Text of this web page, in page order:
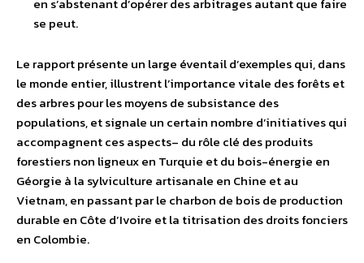
en s’abstenant d’opérer des arbitrages autant que faire
se peut.
Le rapport présente un large éventail d’exemples qui, dans
le monde entier, illustrent l’importance vitale des forêts et
des arbres pour les moyens de subsistance des
populations, et signale un certain nombre d’initiatives qui
accompagnent ces aspects– du rôle clé des produits
forestiers non ligneux en Turquie et du bois-énergie en
Géorgie à la sylviculture artisanale en Chine et au
Vietnam, en passant par le charbon de bois de production
durable en Côte d’Ivoire et la titrisation des droits fonciers
en Colombie.